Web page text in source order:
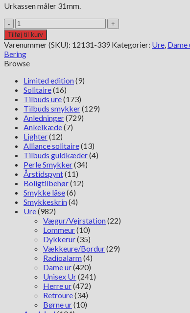
Urkassen måler 31mm.
Bering
12131-
339
antal
Tilføj til kurv
Varenummer (SKU): 12131-339 Kategorier: Ure, Dame
Bering
Browse
Limited edition(9)
Solitaire(16)
Tilbuds ure(173)
Tilbuds smykker(129)
Anledninger(729)
Ankelkæde(7)
Lighter(12)
Alliance solitaire(13)
Tilbuds guldkæder(4)
Perle Smykker(34)
Årstidspynt(11)
Boligtilbehør(12)
Smykke låse(6)
Smykkeskrin(4)
Ure(982)
Vægur/Vejrstation(22)
Lommeur(10)
Dykkerur(35)
Vækkeure/Bordur(29)
Radioalarm(4)
Dame ur(420)
Unisex Ur(241)
Herre ur(472)
Retroure(34)
Børne ur(10)